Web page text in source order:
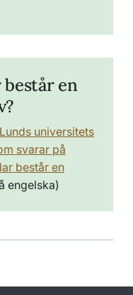
en
universitets
svarar på
består en
engelska)